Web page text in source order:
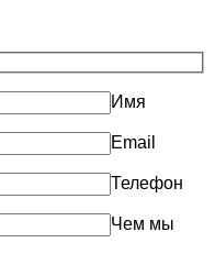
Имя
Email
Телефон
Чем мы